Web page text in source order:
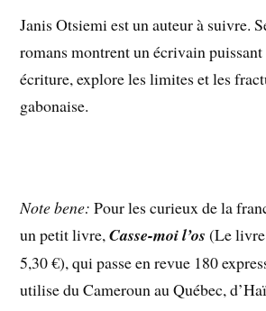
Janis Otsiemi est un auteur à suivre.
romans montrent un écrivain
écriture, explore les limites et les
gabonaise.
Note bene: Pour les curieux de la
un petit livre,Casse-moi l’os(Le
5,30 €), qui passe en revue 180
utilise du Cameroun au Québec,